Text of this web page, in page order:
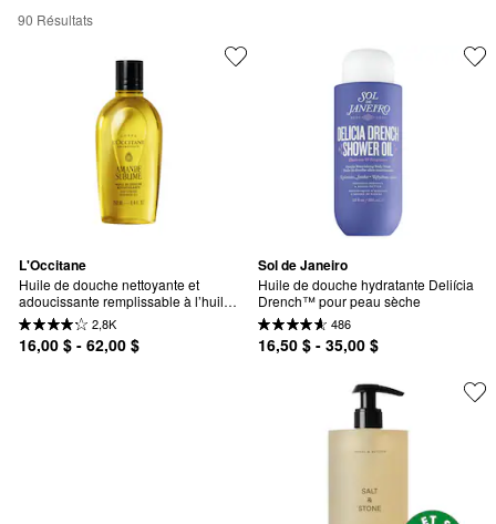
Nettoyant pour le corps et gel douche
90 Résultats
L'Occitane
Huile de douche nettoyante et
adoucissante remplissable à l’huile
d’amande
2,8K
16,00 $ - 62,00 $
Sol de Janeiro
Huile de douche hydratante Deliícia
Drench™ pour peau sèche
486
16,50 $ - 35,00 $